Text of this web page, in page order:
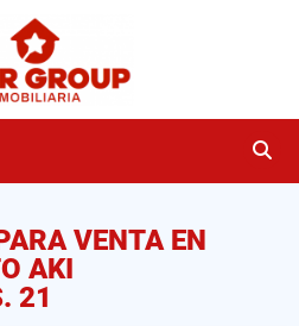
VENTA EN
AKI
21